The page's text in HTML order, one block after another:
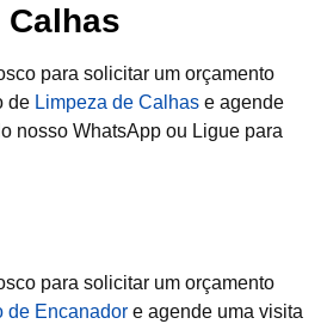
Calhas
para solicitar um orçamento
de Limpeza de Calhas e agende
nosso WhatsApp ou Ligue para
para solicitar um orçamento
de Encanador e agende uma visita